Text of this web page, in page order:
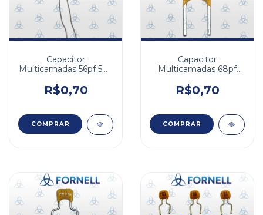
Capacitor
Multicamadas 56pf 50v
R$0,70
Capacitor
Multicamadas 68pf
R$0,70